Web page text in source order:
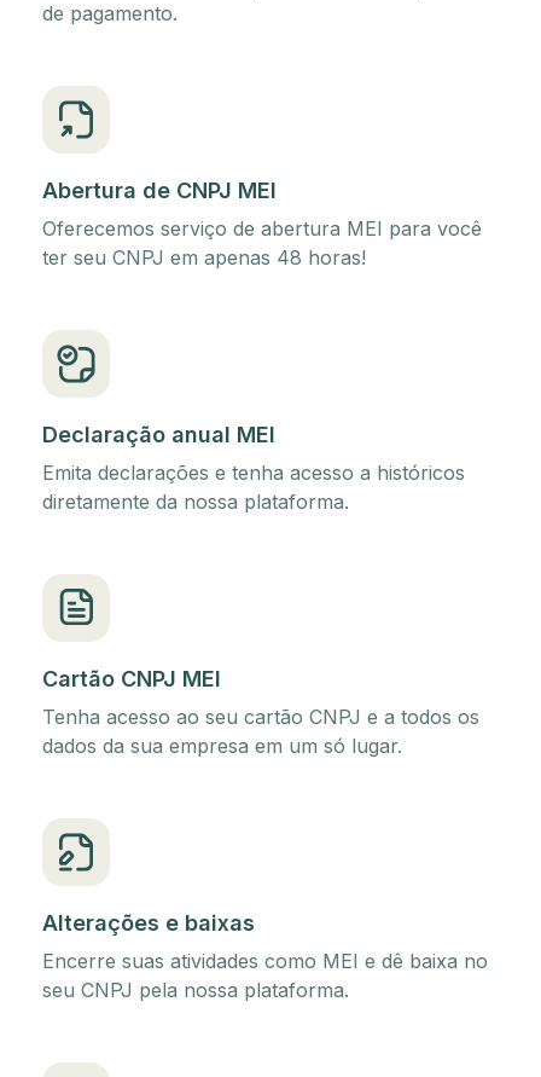
de pagamento.
Abertura de CNPJ MEI
Oferecemos serviço de abertura MEI para você
ter seu CNPJ em apenas 48 horas!
Declaração anual MEI
Emita declarações e tenha acesso a históricos
diretamente da nossa plataforma.
Cartão CNPJ MEI
Tenha acesso ao seu cartão CNPJ e a todos os
dados da sua empresa em um só lugar.
Alterações e baixas
Encerre suas atividades como MEI e dê baixa no
seu CNPJ pela nossa plataforma.